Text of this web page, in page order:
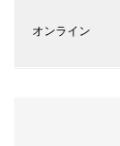
オンライン